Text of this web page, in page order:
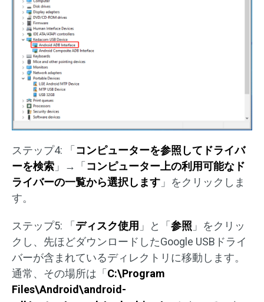
ステップ4: 「 コンピューターを参照してドライバ
ーを検索 」→「 コンピューター上の利用可能なド
ライバーの一覧から選択します 」をクリックしま
す。
ステップ5: 「 ディスク使用 」と「 参照 」をクリッ
クし、先ほどダウンロードしたGoogle USBドライ
バーが含まれているディレクトリに移動します。
通常、その場所は「 C:\Program
Files\Android\android-